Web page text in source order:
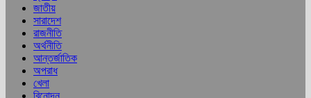
জাতীয়
সারাদেশ
রাজনীতি
অর্থনীতি
আন্তর্জাতিক
অপরাধ
খেলা
বিনোদন